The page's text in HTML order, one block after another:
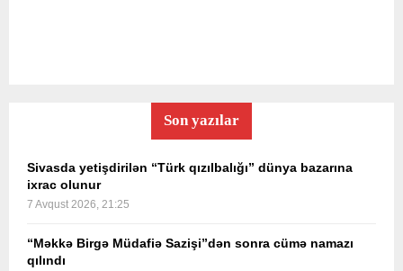
Son yazılar
Sivasda yetişdirilən “Türk qızılbalığı” dünya bazarına
ixrac olunur
7 Avqust 2026, 21:25
“Məkkə Birgə Müdafiə Sazişi”dən sonra cümə namazı
qılındı